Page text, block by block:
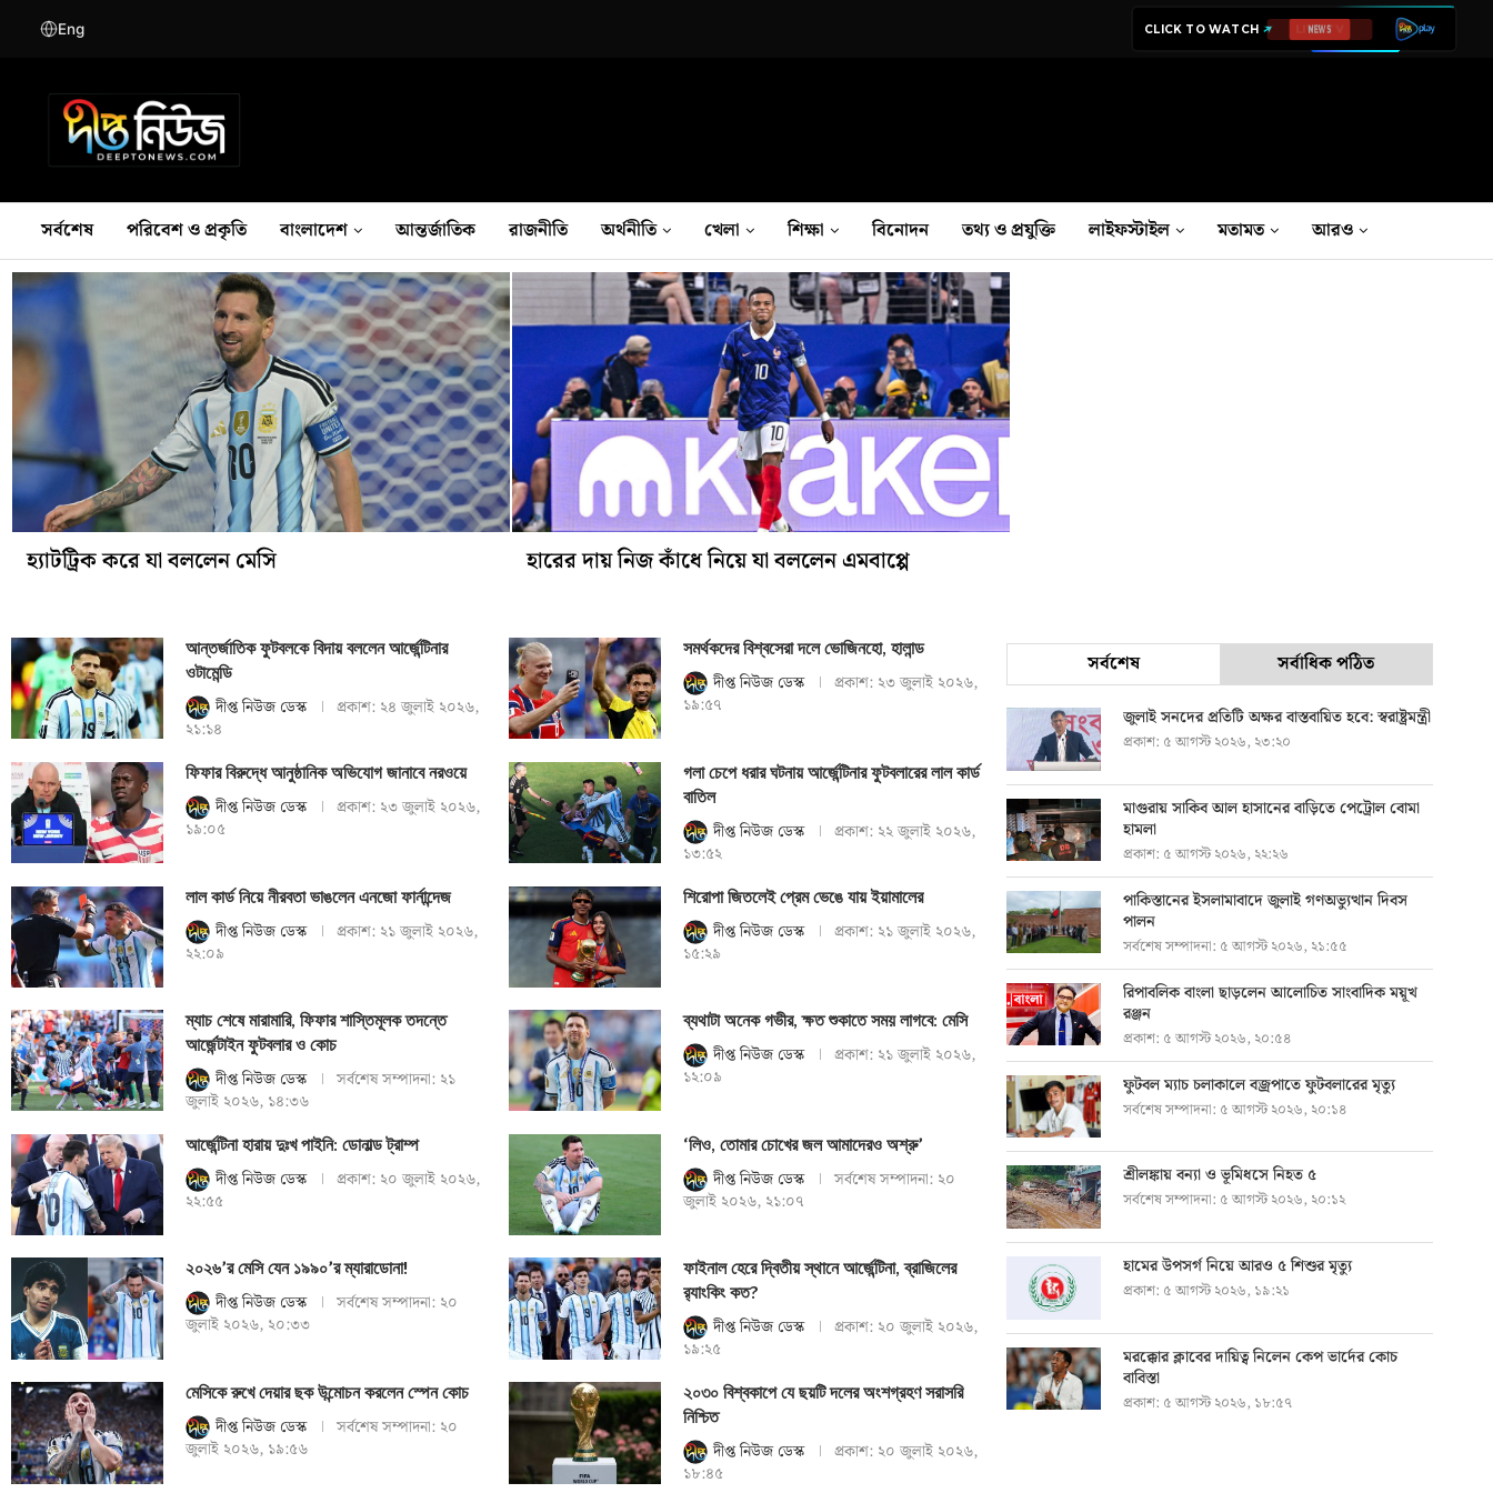
Eng CLICK TO WATCH NEWS
সর্বশেষ পরিবেশ ও প্রকৃতি বাংলাদেশ আন্তর্জাতিক রাজনীতি অর্থনীতি খেলা শিক্ষা বিনোদন তথ‍্য ও প্রযুক্তি লাইফস্টাইল মতামত আরও
হ্যাটট্রিক করে যা বললেন মেসি হারের দায় নিজ কাঁধে নিয়ে যা বললেন এমবাপ্পে
আন্তর্জাতিক ফুটবলকে বিদায় বললেন আর্জেন্টিনার
ওটামেন্ডি
দীপ্ত নিউজ ডেস্ক প্রকাশ:২৪ জুলাই ২০২৬,
২১:১৪
সমর্থকদের বিশ্বসেরা দলে ভোজিনহো, হালান্ড
দীপ্ত নিউজ ডেস্ক প্রকাশ:২৩ জুলাই ২০২৬,
১৯:৫৭
ফিফার বিরুদ্ধে আনুষ্ঠানিক অভিযোগ জানাবে নরওয়ে
দীপ্ত নিউজ ডেস্ক প্রকাশ:২৩ জুলাই ২০২৬,
১৯:০৫
গলা চেপে ধরার ঘটনায় আর্জেন্টিনার ফুটবলারের লাল কার্ড
বাতিল
দীপ্ত নিউজ ডেস্ক প্রকাশ:২২ জুলাই ২০২৬,
১৩:৫২
লাল কার্ড নিয়ে নীরবতা ভাঙলেন এনজো ফার্নান্দেজ
দীপ্ত নিউজ ডেস্ক প্রকাশ:২১ জুলাই ২০২৬,
২২:০৯
শিরোপা জিতলেই প্রেম ভেঙে যায় ইয়ামালের
দীপ্ত নিউজ ডেস্ক প্রকাশ:২১ জুলাই ২০২৬,
১৫:২৯
ম্যাচ শেষে মারামারি, ফিফার শাস্তিমূলক তদন্তে
আর্জেন্টাইন ফুটবলার ও কোচ
দীপ্ত নিউজ ডেস্ক সর্বশেষ সম্পাদনা:২১
জুলাই ২০২৬, ১৪:৩৬
ব্যথাটা অনেক গভীর, ক্ষত শুকাতে সময় লাগবে: মেসি
দীপ্ত নিউজ ডেস্ক প্রকাশ:২১ জুলাই ২০২৬,
১২:০৯
আর্জেন্টিনা হারায় দুঃখ পাইনি: ডোনাল্ড ট্রাম্প
দীপ্ত নিউজ ডেস্ক প্রকাশ:২০ জুলাই ২০২৬,
২২:৫৫
‘লিও, তোমার চোখের জল আমাদেরও অশ্রু’
দীপ্ত নিউজ ডেস্ক সর্বশেষ সম্পাদনা:২০
জুলাই ২০২৬, ২১:০৭
২০২৬’র মেসি যেন ১৯৯০’র ম্যারাডোনা!
দীপ্ত নিউজ ডেস্ক সর্বশেষ সম্পাদনা:২০
জুলাই ২০২৬, ২০:৩৩
ফাইনাল হেরে দ্বিতীয় স্থানে আর্জেন্টিনা, ব্রাজিলের
র‍্যাংকিং কত?
দীপ্ত নিউজ ডেস্ক প্রকাশ:২০ জুলাই ২০২৬,
১৯:২৫
মেসিকে রুখে দেয়ার ছক উন্মোচন করলেন স্পেন কোচ
দীপ্ত নিউজ ডেস্ক সর্বশেষ সম্পাদনা:২০
জুলাই ২০২৬, ১৯:৫৬
২০৩০ বিশ্বকাপে যে ছয়টি দলের অংশগ্রহণ সরাসরি
নিশ্চিত
দীপ্ত নিউজ ডেস্ক প্রকাশ:২০ জুলাই ২০২৬,
১৮:৪৫
সর্বশেষ সর্বাধিক পঠিত
জুলাই সনদের প্রতিটি অক্ষর বাস্তবায়িত হবে: স্বরাষ্ট্রমন্ত্রী
প্রকাশ: ৫ আগস্ট ২০২৬, ২৩:২০
মাগুরায় সাকিব আল হাসানের বাড়িতে পেট্রোল বোমা
হামলা
প্রকাশ: ৫ আগস্ট ২০২৬, ২২:২৬
পাকিস্তানের ইসলামাবাদে জুলাই গণঅভ্যুত্থান দিবস
পালন
সর্বশেষ সম্পাদনা: ৫ আগস্ট ২০২৬, ২১:৫৫
রিপাবলিক বাংলা ছাড়লেন আলোচিত সাংবাদিক ময়ূখ
রঞ্জন
প্রকাশ: ৫ আগস্ট ২০২৬, ২০:৫৪
ফুটবল ম্যাচ চলাকালে বজ্রপাতে ফুটবলারের মৃত্যু
সর্বশেষ সম্পাদনা: ৫ আগস্ট ২০২৬, ২০:১৪
শ্রীলঙ্কায় বন্যা ও ভূমিধসে নিহত ৫
সর্বশেষ সম্পাদনা: ৫ আগস্ট ২০২৬, ২০:১২
হামের উপসর্গ নিয়ে আরও ৫ শিশুর মৃত্যু
প্রকাশ: ৫ আগস্ট ২০২৬, ১৯:২১
মরক্কোর ক্লাবের দায়িত্ব নিলেন কেপ ভার্দের কোচ
বাবিস্তা
প্রকাশ: ৫ আগস্ট ২০২৬, ১৮:৫৭